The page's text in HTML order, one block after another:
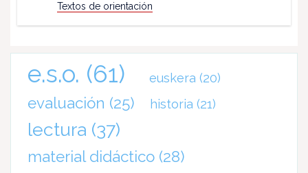
Textos de orientación
e.s.o. (61) euskera (20)
evaluación (25) historia (21)
lectura (37)
material didáctico (28)